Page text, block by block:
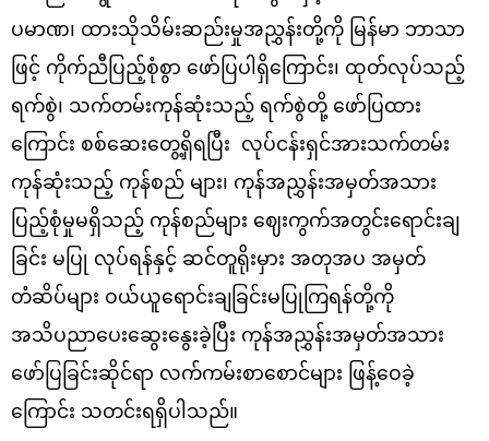
ပမာဏ၊ ထားသိုသိမ်းဆည်းမှုအညွှန်းတို့ကို မြန်မာ ဘာသာ
ဖြင့် ကိုက်ညီပြည့်စုံစွာ ဖော်ပြပါရှိကြောင်း၊ ထုတ်လုပ်သည့်
ရက်စွဲ၊ သက်တမ်းကုန်ဆုံးသည့် ရက်စွဲတို့ ဖော်ပြထား
ကြောင်း စစ်ဆေးတွေ့ရှိရပြီး လုပ်ငန်းရှင်အားသက်တမ်း
ကုန်ဆုံးသည့် ကုန်စည် များ၊ ကုန်အညွှန်းအမှတ်အသား
ပြည့်စုံမှုမရှိသည့် ကုန်စည်များ ဈေးကွက်အတွင်းရောင်းချ
ခြင်း မပြု လုပ်ရန်နှင့် ဆင်တူရိုးမှား အတုအပ အမှတ်
တံဆိပ်များ ဝယ်ယူရောင်းချခြင်းမပြုကြရန်တို့ကို
အသိပညာပေးဆွေးနွေးခဲ့ပြီး ကုန်အညွှန်းအမှတ်အသား
ဖော်ပြခြင်းဆိုင်ရာ လက်ကမ်းစာစောင်များ ဖြန့်ဝေခဲ့
ကြောင်း သတင်းရရှိပါသည်။